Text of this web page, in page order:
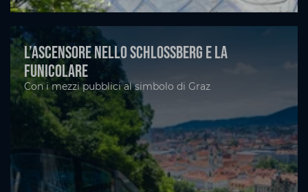
L’ascensore nello Schlossberg e la
funicolare
Con i mezzi pubblici al simbolo di Graz